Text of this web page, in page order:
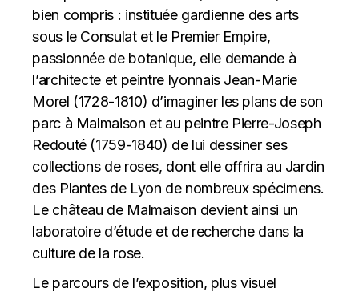
bien compris : instituée gardienne des arts
sous le Consulat et le Premier Empire,
passionnée de botanique, elle demande à
l’architecte et peintre lyonnais Jean-Marie
Morel (1728-1810) d’imaginer les plans de son
parc à Malmaison et au peintre Pierre-Joseph
Redouté (1759-1840) de lui dessiner ses
collections de roses, dont elle offrira au Jardin
des Plantes de Lyon de nombreux spécimens.
Le château de Malmaison devient ainsi un
laboratoire d’étude et de recherche dans la
culture de la rose.
Le parcours de l’exposition, plus visuel